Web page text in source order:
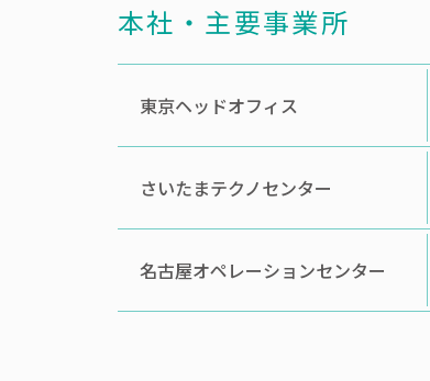
本社・主要事業所
東京ヘッドオフィス
さいたまテクノセンター
名古屋オペレーションセンター